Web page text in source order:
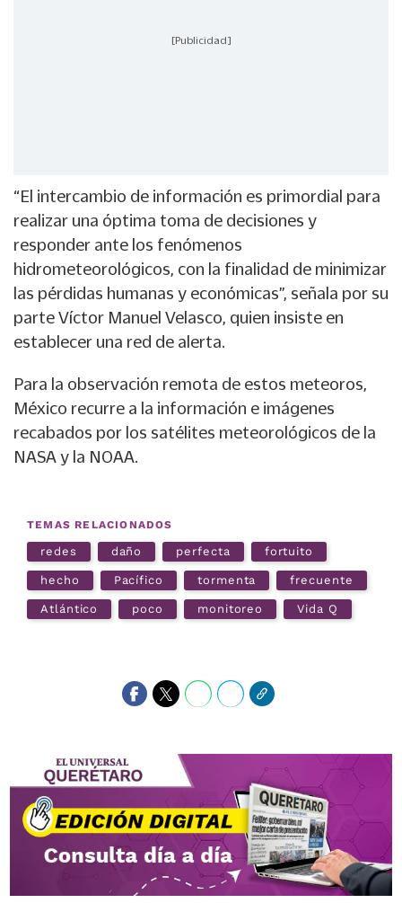
[Publicidad]
“El intercambio de información es primordial para
realizar una óptima toma de decisiones y
responder ante los fenómenos
hidrometeorológicos, con la finalidad de minimizar
las pérdidas humanas y económicas”, señala por su
parte Víctor Manuel Velasco, quien insiste en
establecer una red de alerta.
Para la observación remota de estos meteoros,
México recurre a la información e imágenes
recabados por los satélites meteorológicos de la
NASA y la NOAA.
TEMAS RELACIONADOS
redes daño perfecta fortuito
hecho Pacífico tormenta frecuente
Atlántico poco monitoreo Vida Q